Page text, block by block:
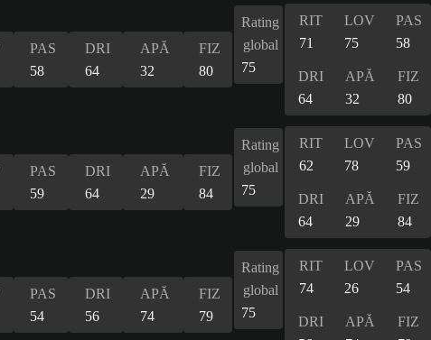
PAS
58
DRI
64
APĂ
32
FIZ
80
Rating
global
75
RIT
71
LOV
75
PAS
58
DRI
64
APĂ
32
FIZ
80
PAS
59
DRI
64
APĂ
29
FIZ
84
Rating
global
75
RIT
62
LOV
78
PAS
59
DRI
64
APĂ
29
FIZ
84
PAS
54
DRI
56
APĂ
74
FIZ
79
Rating
global
75
RIT
74
LOV
26
PAS
54
DRI
APĂ
FIZ